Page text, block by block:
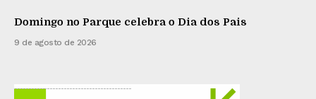
Domingo no Parque celebra o Dia dos Pais
9 de agosto de 2026